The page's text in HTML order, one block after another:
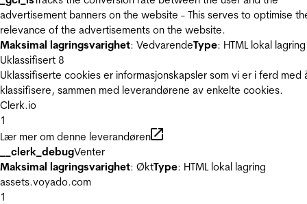
advertisement banners on the website - This serves to optimise
relevance of the advertisements on the website.
Maksimal lagringsvarighet: VedvarendeType: HTML lokal lagring
Uklassifisert 8
Uklassifiserte cookies er informasjonskapsler som vi er i ferd med
klassifisere, sammen med leverandørene av enkelte cookies.
Clerk.io
1
Lær mer om denne leverandøren
__clerk_debugVenter
Maksimal lagringsvarighet: ØktType: HTML lokal lagring
assets.voyado.com
1